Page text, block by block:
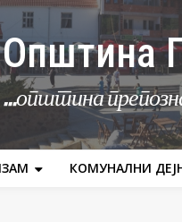
Општина
...општина
КОМУНАЛНИ